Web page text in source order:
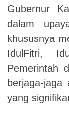
Gubernur
dalam
khususnya
IdulFitri,
Pemerintah
berjaga-jaga
yang